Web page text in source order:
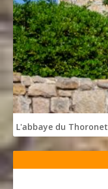
L'abbaye du Thoronet